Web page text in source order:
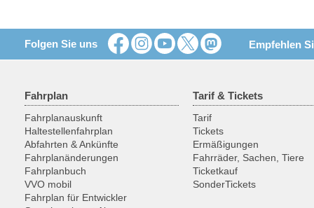
Folgen Sie uns Empfehlen
Fahrplan
Fahrplanauskunft
Haltestellenfahrplan
Abfahrten & Ankünfte
Fahrplanänderungen
Fahrplanbuch
VVO mobil
Fahrplan für Entwickler
Tarif & Tickets
Tarif
Tickets
Ermäßigungen
Fahrräder, Sachen, Tiere
Ticketkauf
SonderTickets